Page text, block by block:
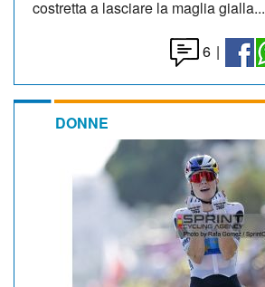
costretta a lasciare la maglia gialla...
6 |
DONNE